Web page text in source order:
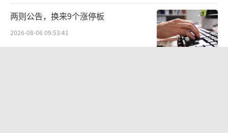
成都作为四川的省会城市，拥有深厚的酒
文化传统，成都市场也以其独特的消费氛围和
浓香型白酒的主流地位，一直以来都在白酒行
两则公告，换来9个涨停板
2026-08-06 09:53:41